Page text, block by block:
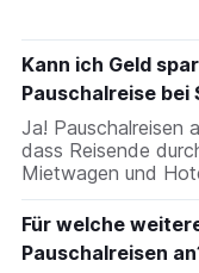
Kann ich Geld
Pauschalreise bei
Ja! Pauschalreisen
dass Reisende
Mietwagen und
Für welche
Pauschalreisen